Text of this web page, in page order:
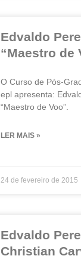
Edvaldo
“Maestro de
O Curso de Pós-
epl apresenta:
“Maestro de Voo”.
LER MAIS »
24 de fevereiro de 2015
Edvaldo
Christian